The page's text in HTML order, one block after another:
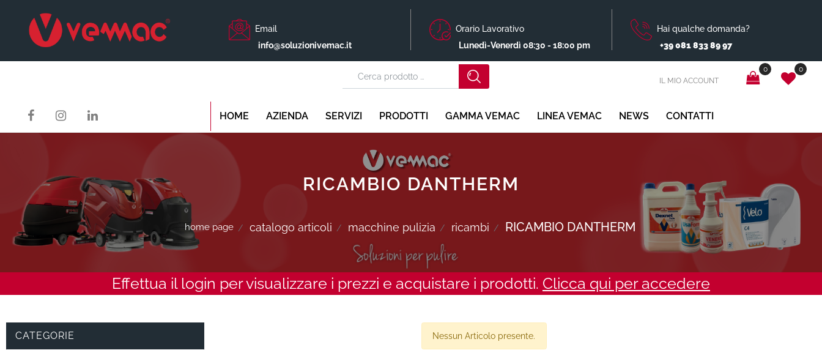
Email
info@soluzionivemac.it
Orario Lavorativo
Lunedì-Venerdì 08:30 - 18:00 pm
Hai qualche domanda?
+39 081 833 89 97
IL MIO ACCOUNT
0 0
HOME AZIENDA SERVIZI PRODOTTI GAMMA VEMAC LINEA VEMAC NEWS CONTATTI
RICAMBIO DANTHERM
home page catalogo articoli macchine pulizia ricambi RICAMBIO DANTHERM
Effettua il login per visualizzare i prezzi e acquistare i prodotti. Clicca qui per accedere
CATEGORIE Nessun Articolo presente.